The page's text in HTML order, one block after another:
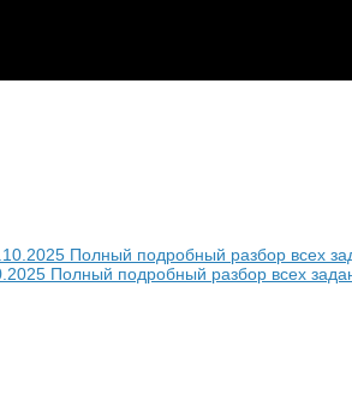
Полный подробный разбор всех